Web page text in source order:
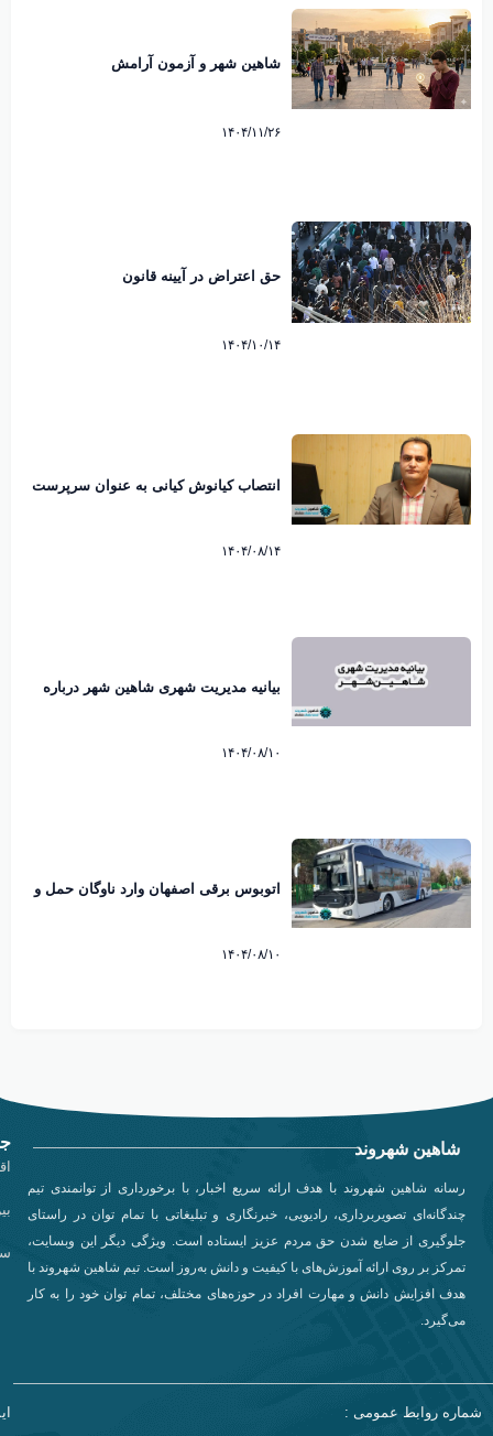
شاهین شهر و آزمون آرامش
۱۴۰۴/۱۱/۲۶
حق اعتراض در آیینه قانون
۱۴۰۴/۱۰/۱۴
انتصاب کیانوش کیانی به عنوان سرپرست
۱۴۰۴/۰۸/۱۴
بیانیه مدیریت شهری شاهین شهر درباره
۱۴۰۴/۰۸/۱۰
اتوبوس برقی اصفهان وارد ناوگان حمل و
۱۴۰۴/۰۸/۱۰
شاهین شهروند
رسانه شاهین شهروند با هدف ارائه سریع اخبار، با برخورداری از توانمندی تیم
چندگانه‌ای تصویربرداری، رادیویی، خبرنگاری و تبلیغاتی با تمام توان در راستای
جلوگیری از ضایع شدن حق مردم عزیز ایستاده است. ویژگی دیگر این وبسایت،
تمرکز بر روی ارائه آموزش‌های با کیفیت و دانش به‌روز است. تیم شاهین شهروند با
هدف افزایش دانش و مهارت افراد در حوزه‌های مختلف، تمام توان خود را به کار
می‌گیرد.
شماره روابط عمومی :